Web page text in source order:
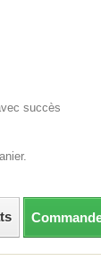
succès